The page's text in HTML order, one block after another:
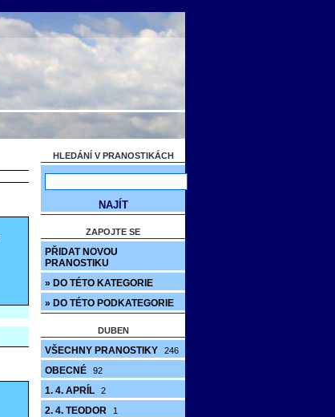
HLEDÁNÍ V PRANOSTIKÁCH
ZAPOJTE SE
PŘIDAT NOVOU
PRANOSTIKU
» DO TÉTO KATEGORIE
» DO TÉTO PODKATEGORIE
DUBEN
VŠECHNY PRANOSTIKY 246
OBECNÉ 92
1. 4. APRÍL 2
2. 4. TEODOR 1